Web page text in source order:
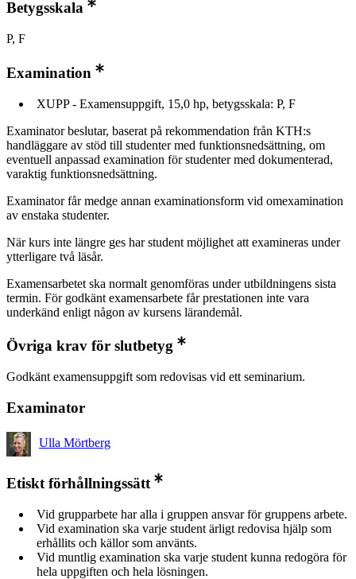
Betygsskala
P, F
Examination
XUPP - Examensuppgift, 15,0 hp, betygsskala: P, F
Examinator beslutar, baserat på rekommendation från KTH:s
handläggare av stöd till studenter med funktionsnedsättning, om
eventuell anpassad examination för studenter med dokumenterad,
varaktig funktionsnedsättning.
Examinator får medge annan examinationsform vid omexamination
av enstaka studenter.
När kurs inte längre ges har student möjlighet att examineras under
ytterligare två läsår.
Examensarbetet ska normalt genomföras under utbildningens sista
termin. För godkänt examensarbete får prestationen inte vara
underkänd enligt någon av kursens lärandemål.
Övriga krav för slutbetyg
Godkänt examensuppgift som redovisas vid ett seminarium.
Examinator
Ulla Mörtberg
Etiskt förhållningssätt
Vid grupparbete har alla i gruppen ansvar för gruppens arbete.
Vid examination ska varje student ärligt redovisa hjälp som
erhållits och källor som använts.
Vid muntlig examination ska varje student kunna redogöra för
hela uppgiften och hela lösningen.